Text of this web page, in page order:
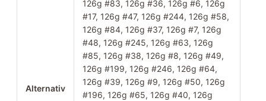
Alternativ
126g #83, 126g #36, 126g #6, 126g
#17, 126g #47, 126g #244, 126g #58,
126g #84, 126g #37, 126g #7, 126g
#48, 126g #245, 126g #63, 126g
#85, 126g #38, 126g #8, 126g #49,
126g #199, 126g #246, 126g #64,
126g #39, 126g #9, 126g #50, 126g
#196, 126g #65, 126g #40, 126g